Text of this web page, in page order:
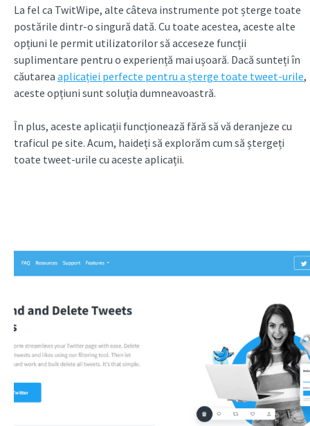
La fel ca TwitWipe, alte câteva instrumente pot șterge toate
postările dintr-o singură dată. Cu toate acestea, aceste alte
opțiuni le permit utilizatorilor să acceseze funcții
suplimentare pentru o experiență mai ușoară. Dacă sunteți în
căutarea aplicației perfecte pentru a șterge toate tweet-urile,
aceste opțiuni sunt soluția dumneavoastră.
În plus, aceste aplicații funcționează fără să vă deranjeze cu
traficul pe site. Acum, haideți să explorăm cum să ștergeți
toate tweet-urile cu aceste aplicații.